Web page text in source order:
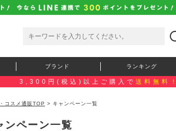
ブランド ランキング
3,300円(税込)以上ご購入で 送料無料！
コスメ通販TOP > キャンペーン一覧
ンペーン一覧